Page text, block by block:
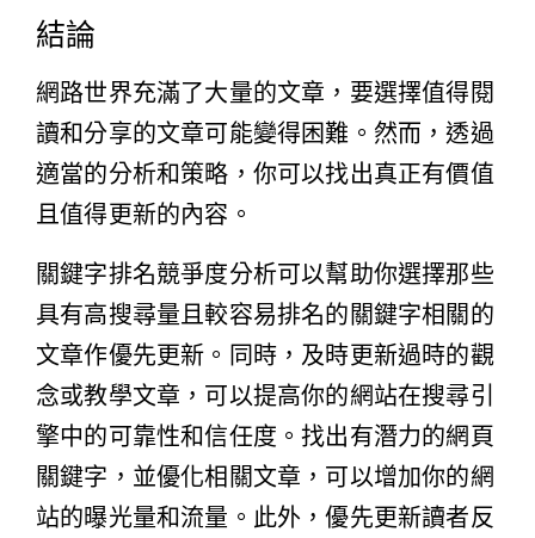
結論
網路世界充滿了大量的文章，要選擇值得閱
讀和分享的文章可能變得困難。然而，透過
適當的分析和策略，你可以找出真正有價值
且值得更新的內容。
關鍵字排名競爭度分析可以幫助你選擇那些
具有高搜尋量且較容易排名的關鍵字相關的
文章作優先更新。同時，及時更新過時的觀
念或教學文章，可以提高你的網站在搜尋引
擎中的可靠性和信任度。找出有潛力的網頁
關鍵字，並優化相關文章，可以增加你的網
站的曝光量和流量。此外，優先更新讀者反